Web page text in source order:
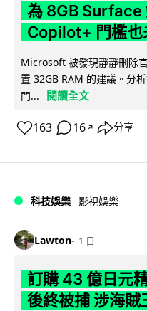
為 8GB Surface
Copilot+ 門檻也
Microsoft 被發現靜靜刪除
置 32GB RAM 的建議。分
門...
閱讀全文
163 16 ↗ 分享
科技娛樂 影視娛樂
Lawton 1 日
訂購 43 億日元
後終被捕 涉海